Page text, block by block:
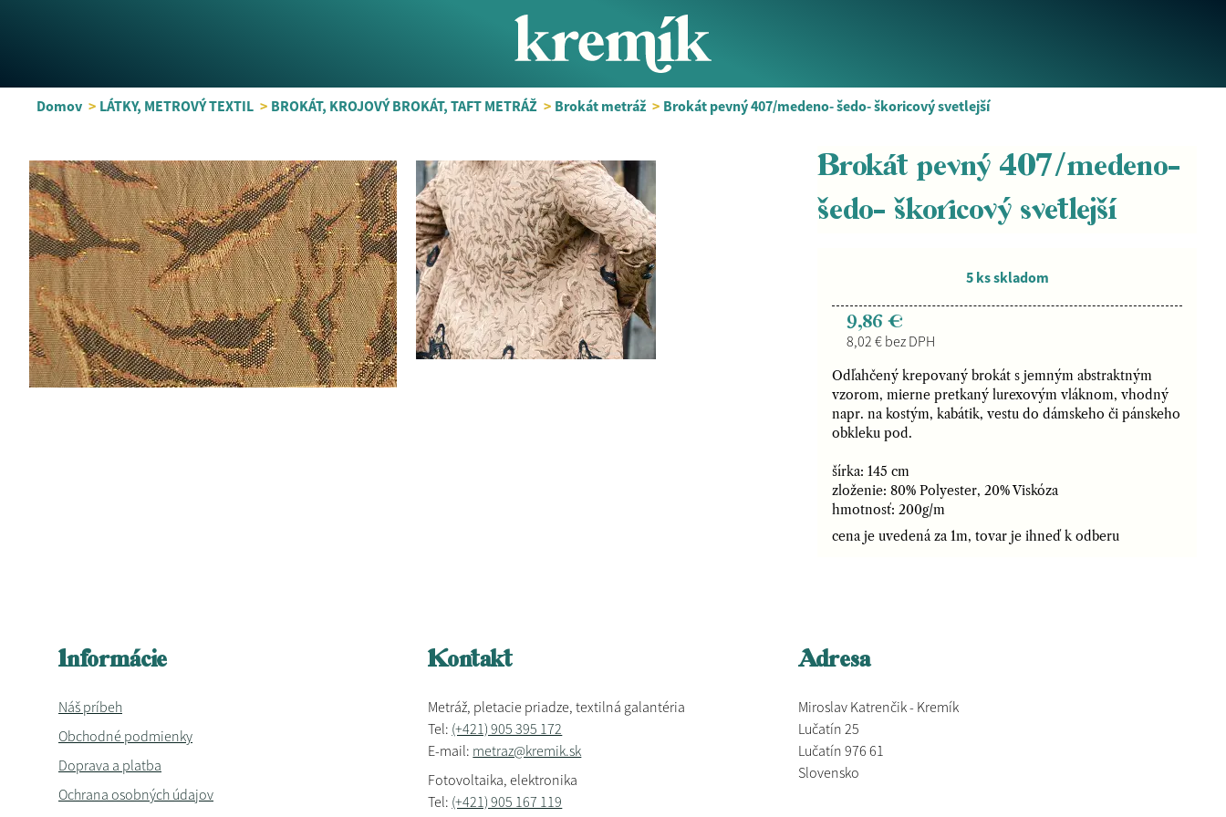
Domov > LÁTKY, METROVÝ TEXTIL > BROKÁT, KROJOVÝ BROKÁT, TAFT METRÁŽ > Brokát metráž > Brokát pevný 407/medeno- šedo- škoricový svetlejší
Brokát pevný 407/medeno-
šedo- škoricový svetlejší
5 ks skladom
9,86 €
8,02 € bez DPH
Odľahčený krepovaný brokát s jemným abstraktným
vzorom, mierne pretkaný lurexovým vláknom, vhodný
napr. na kostým, kabátik, vestu do dámskeho či pánskeho
obkleku pod.
šírka: 145 cm
zloženie: 80% Polyester, 20% Viskóza
hmotnosť: 200g/m
cena je uvedená za 1m, tovar je ihneď k odberu
Informácie
Náš príbeh
Obchodné podmienky
Doprava a platba
Ochrana osobných údajov
Kontakt
Metráž, pletacie priadze, textilná galantéria
Tel: (+421) 905 395 172
E-mail: metraz@kremik.sk
Fotovoltaika, elektronika
Tel: (+421) 905 167 119
Adresa
Miroslav Katrenčik - Kremík
Lučatín 25
Lučatín 976 61
Slovensko